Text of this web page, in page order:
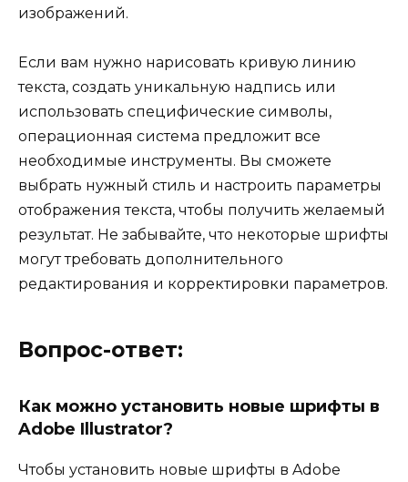
изображений.
Если вам нужно нарисовать кривую линию
текста, создать уникальную надпись или
использовать специфические символы,
операционная система предложит все
необходимые инструменты. Вы сможете
выбрать нужный стиль и настроить параметры
отображения текста, чтобы получить желаемый
результат. Не забывайте, что некоторые шрифты
могут требовать дополнительного
редактирования и корректировки параметров.
Вопрос-ответ:
Как можно установить новые шрифты в
Adobe Illustrator?
Чтобы установить новые шрифты в Adobe